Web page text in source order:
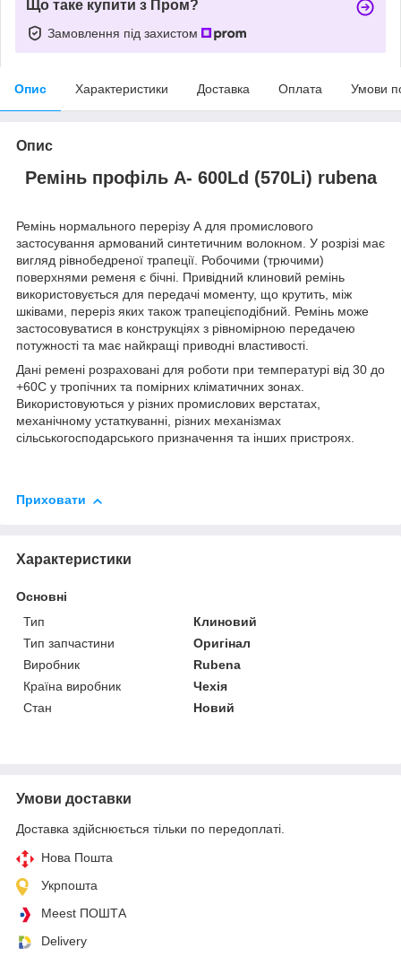
Що таке купити з Пром?
Замовлення під захистом
Опис Характеристики Доставка Оплата Умови
Опис
Ремінь профіль A- 600Ld (570Li) rubena
Ремінь нормального перерізу А для промислового
застосування армований синтетичним волокном. У розрізі має
вигляд рівнобедреної трапеції. Робочими (трючими)
поверхнями ременя є бічні. Привідний клиновий ремінь
використовується для передачі моменту, що крутить, між
шківами, переріз яких також трапецієподібний. Ремінь може
застосовуватися в конструкціях з рівномірною передачею
потужності та має найкращі приводні властивості.
Дані ремені розраховані для роботи при температурі від 30 до
+60С у тропічних та помірних кліматичних зонах.
Використовуються у різних промислових верстатах,
механічному устаткуванні, різних механізмах
сільськогосподарського призначення та інших пристроях.
Приховати
Характеристики
Основні
Тип
Клиновий
Тип запчастини
Оригінал
Виробник
Rubena
Країна виробник
Чехія
Стан
Новий
Умови доставки
Доставка здійснюється тільки по передоплаті.
Нова Пошта
Укрпошта
Meest ПОШТА
Delivery